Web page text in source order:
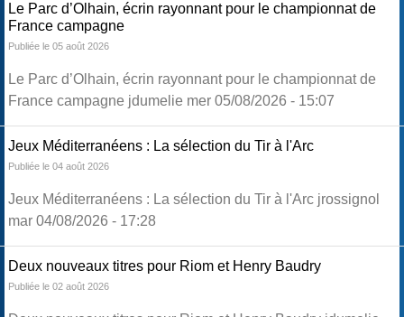
Le Parc d’Olhain, écrin rayonnant pour le championnat de
France campagne
Publiée le 05 août 2026
Le Parc d’Olhain, écrin rayonnant pour le championnat de
France campagne jdumelie mer 05/08/2026 - 15:07
Jeux Méditerranéens : La sélection du Tir à l'Arc
Publiée le 04 août 2026
Jeux Méditerranéens : La sélection du Tir à l'Arc jrossignol
mar 04/08/2026 - 17:28
Deux nouveaux titres pour Riom et Henry Baudry
Publiée le 02 août 2026